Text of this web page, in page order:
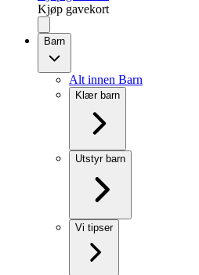
Kjøp gavekort
Barn
Alt innen Barn
Klær barn
Utstyr barn
Vi tipser